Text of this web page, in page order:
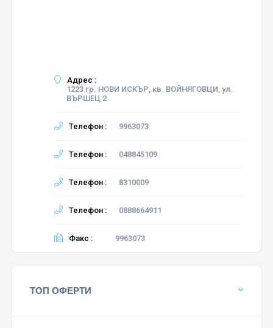
Адрес :
1223 гр. НОВИ ИСКЪР, кв. ВОЙНЯГОВЦИ, ул.
ВЪРШЕЦ 2
Телефон : 9963073
Телефон : 048845109
Телефон : 8310009
Телефон : 0888664911
Факс : 9963073
ТОП ОФЕРТИ